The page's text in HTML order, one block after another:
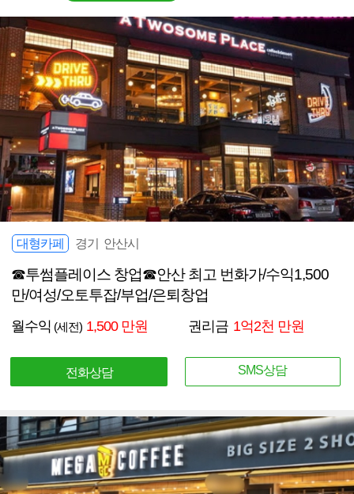
대형카페 경기 안산시
☎투썸플레이스 창업☎안산 최고 번화가/수익1,500
만/여성/오토투잡/부업/은퇴창업
월수익 (세전) 1,500 만원 권리금 1억2천 만원
전화상담 SMS상담